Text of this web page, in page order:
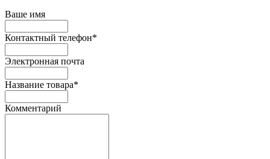
Ваше имя
Контактный телефон*
Электронная почта
Название товара*
Комментарий